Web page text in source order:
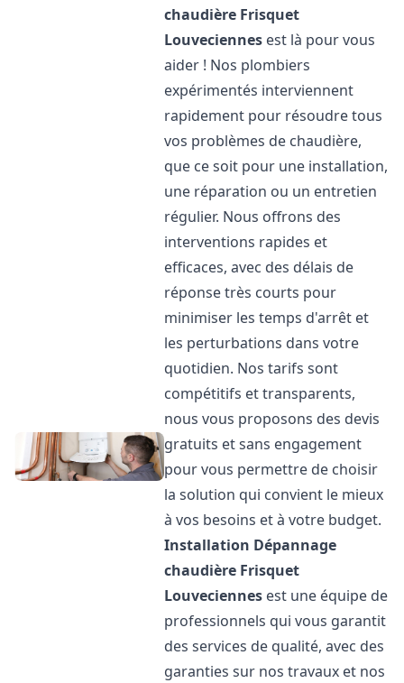
chaudière Frisquet
Louveciennes est là pour vous
aider ! Nos plombiers
expérimentés interviennent
rapidement pour résoudre tous
vos problèmes de chaudière,
que ce soit pour une installation,
une réparation ou un entretien
régulier. Nous offrons des
interventions rapides et
efficaces, avec des délais de
réponse très courts pour
minimiser les temps d'arrêt et
les perturbations dans votre
quotidien. Nos tarifs sont
compétitifs et transparents,
nous vous proposons des devis
gratuits et sans engagement
pour vous permettre de choisir
la solution qui convient le mieux
à vos besoins et à votre budget.
Installation Dépannage
chaudière Frisquet
Louveciennes est une équipe de
professionnels qui vous garantit
des services de qualité, avec des
garanties sur nos travaux et nos